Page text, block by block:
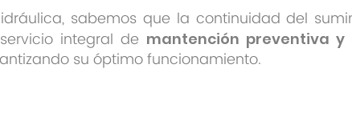
sabemos que la continuidad del
integral de mantención preventiva y
su óptimo funcionamiento.